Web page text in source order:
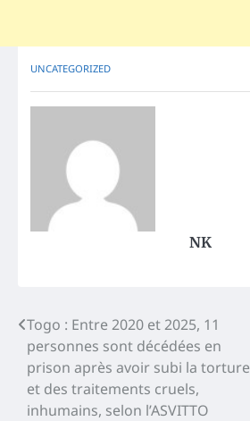
UNCATEGORIZED
NK
Post
navigation
Togo : Entre 2020 et 2025, 11
personnes sont décédées en
prison après avoir subi la torture
et des traitements cruels,
inhumains, selon l’ASVITTO